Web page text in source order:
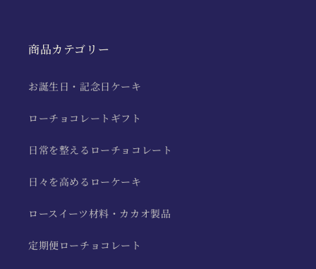
商品カテゴリー
お誕生日・記念日ケーキ
ローチョコレートギフト
日常を整えるローチョコレート
日々を高めるローケーキ
ロースイーツ材料・カカオ製品
定期便ローチョコレート